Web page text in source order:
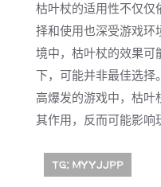
枯叶杖的适用性不仅仅
择和使用也深受游戏环
境中，枯叶杖的效果可
下，可能并非最佳选择
高爆发的游戏中，枯
其作用，反而可能影响